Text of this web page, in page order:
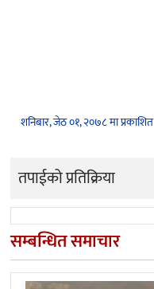
शनिबार, जेठ ०१, २०७८ मा प्रकाशित
तपाईको प्रतिक्रिया
सम्बन्धित समाचार